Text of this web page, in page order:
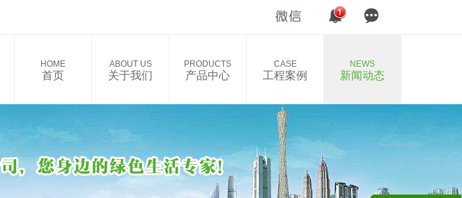
HOME
首页
ABOUT US
关于我们
PRODUCTS
产品中心
CASE
工程案例
NEWS
新闻动态